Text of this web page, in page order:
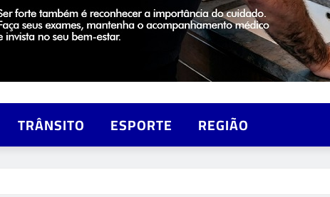
TRÂNSITO ESPORTE REGIÃO